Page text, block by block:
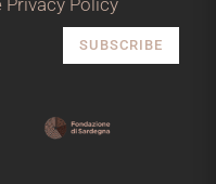
SUBSCRIBE